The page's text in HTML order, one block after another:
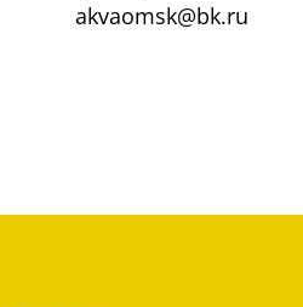
akvaomsk@bk.ru